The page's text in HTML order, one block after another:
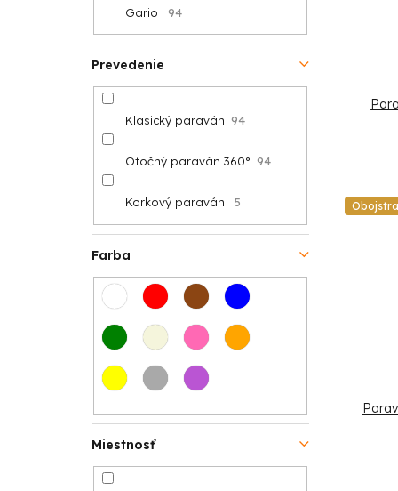
Gario 94
Prevedenie
Klasický paraván 94
Otočný paraván 360° 94
Korkový paraván 5
Farba
Miestnosť